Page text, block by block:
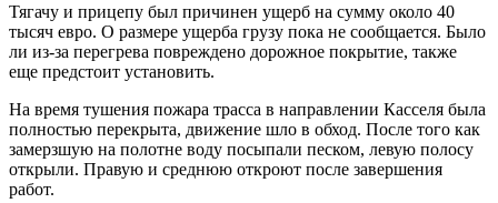
Тягачу и прицепу был причинен ущерб на сумму около 40
тысяч евро. О размере ущерба грузу пока не сообщается. Было
ли из-за перегрева повреждено дорожное покрытие, также
еще предстоит установить.
На время тушения пожара трасса в направлении Касселя была
полностью перекрыта, движение шло в обход. После того как
замерзшую на полотне воду посыпали песком, левую полосу
открыли. Правую и среднюю откроют после завершения
работ.